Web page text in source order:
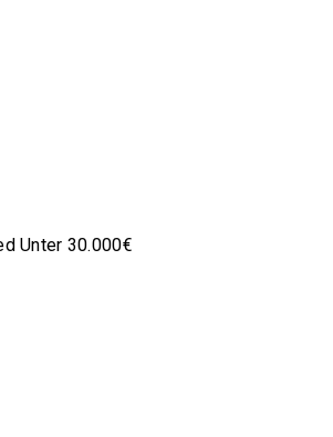
Unter 30.000€